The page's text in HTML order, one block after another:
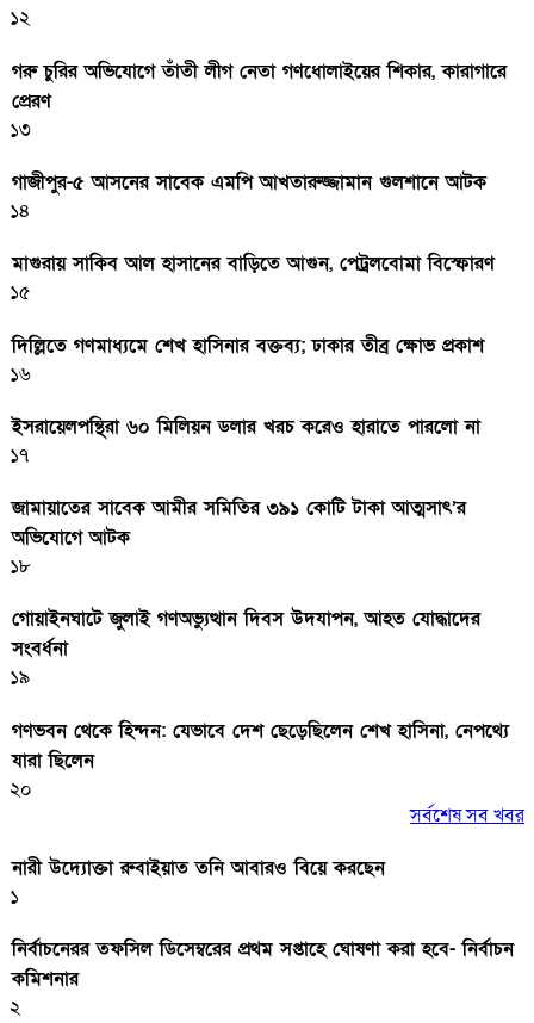
১২
গরু চুরির অভিযোগে তাঁতী লীগ নেতা গণধোলাইয়ের শিকার, কারাগারে
প্রেরণ
১৩
গাজীপুর-৫ আসনের সাবেক এমপি আখতারুজ্জামান গুলশানে আটক
১৪
মাগুরায় সাকিব আল হাসানের বাড়িতে আগুন, পেট্রলবোমা বিস্ফোরণ
১৫
দিল্লিতে গণমাধ্যমে শেখ হাসিনার বক্তব্য; ঢাকার তীব্র ক্ষোভ প্রকাশ
১৬
ইসরায়েলপন্থিরা ৬০ মিলিয়ন ডলার খরচ করেও হারাতে পারলো না
১৭
জামায়াতের সাবেক আমীর সমিতির ৩৯১ কোটি টাকা আত্মসাৎ’র
অভিযোগে আটক
১৮
গোয়াইনঘাটে জুলাই গণঅভ্যুত্থান দিবস উদযাপন, আহত যোদ্ধাদের
সংবর্ধনা
১৯
গণভবন থেকে হিন্দন: যেভাবে দেশ ছেড়েছিলেন শেখ হাসিনা, নেপথ্যে
যারা ছিলেন
২০
সর্বশেষ সব খবর
নারী উদ্যোক্তা রুবাইয়াত তনি আবারও বিয়ে করছেন
১
নির্বাচনেরর তফসিল ডিসেম্বরের প্রথম সপ্তাহে ঘোষণা করা হবে- নির্বাচন
কমিশনার
২